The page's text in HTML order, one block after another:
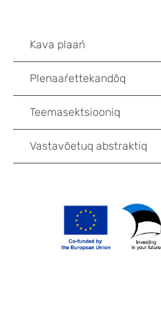
Kava plaań
Plenaaŕettekandõq
Teemasektsiooniq
Vastavõetuq abstraktiq